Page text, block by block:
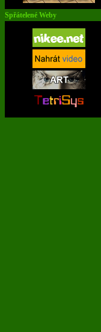
Spřátelené Weby